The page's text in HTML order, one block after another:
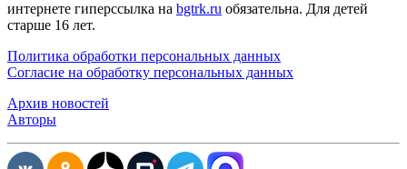
интернете гиперссылка на bgtrk.ru обязательна. Для детей
старше 16 лет.
Политика обработки персональных данных
Согласие на обработку персональных данных
Архив новостей
Авторы